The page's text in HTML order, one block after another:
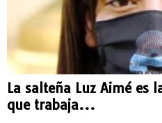
La salteña Luz Aimé es
que trabaja...